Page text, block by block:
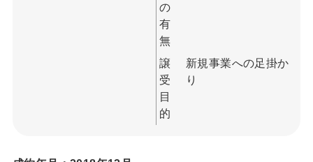
の
有
無
譲
受
目
的
新規事業への足掛か
り